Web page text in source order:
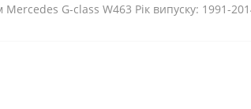
G-class W463 Рік випуску: 1991-